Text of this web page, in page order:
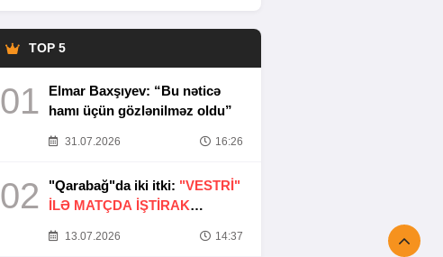
TOP 5
01
Elmar Baxşıyev: “Bu nəticə
hamı üçün gözlənilməz oldu”
31.07.2026 16:26
02 "Qarabağ"da iki itki: "VESTRİ"
İLƏ MATÇDA İŞTİRAK
13.07.2026 14:37